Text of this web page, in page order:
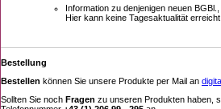
Information zu denjenigen neuen
Hier kann keine Tagesaktualität
Bestellung
Bestellen können Sie unsere Produkte per Mail an
Sollten Sie noch Fragen zu unseren Produkten haben,